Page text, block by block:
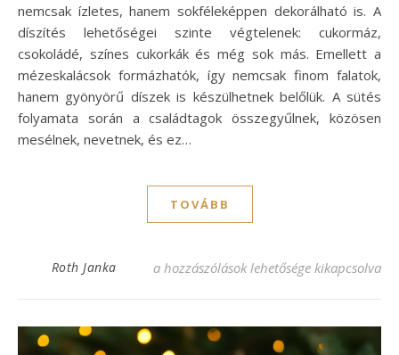
nemcsak ízletes, hanem sokféleképpen dekorálható is. A
díszítés lehetőségei szinte végtelenek: cukormáz,
csokoládé, színes cukorkák és még sok más. Emellett a
mézeskalácsok formázhatók, így nemcsak finom falatok,
hanem gyönyörű díszek is készülhetnek belőlük. A sütés
folyamata során a családtagok összegyűlnek, közösen
mesélnek, nevetnek, és ez…
TOVÁBB
Roth Janka Isteni mézeskalács recept – varázsolj
a hozzászólások lehetősége kikapcsolva